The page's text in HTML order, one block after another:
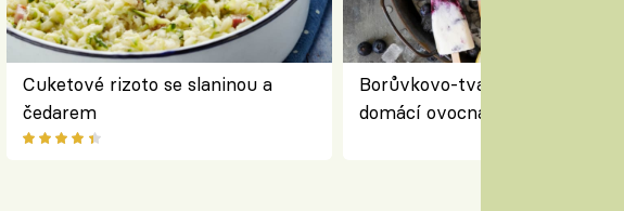
Cuketové rizoto se slaninou a
čedarem
Borůvkovo-tvarohové nanuky
domácí ovocná zmrzlina na